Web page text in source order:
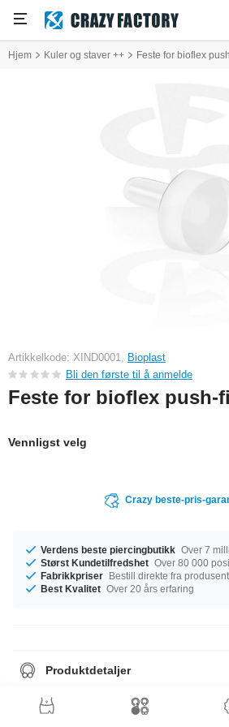
Hjem Kuler og staver ++ Feste for bioflex
Artikkelkode: XIND0001, Bioplast
Bli den første til å anmelde
Feste for bioflex push-
Vennligst velg
Crazy beste-pris-
Verdens beste piercingbutikk Over 7
Størst Kundetilfredshet Over 80 000
Fabrikkpriser Bestill direkte fra
Best Kvalitet Over 20 års erfaring
Produktdetaljer
du ønsker deg, så lenge det er Klar. En